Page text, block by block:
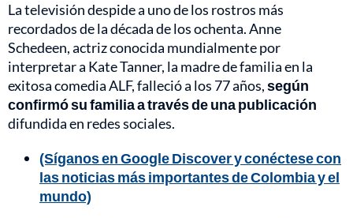
La televisión despide a uno de los rostros más
recordados de la década de los ochenta. Anne
Schedeen, actriz conocida mundialmente por
interpretar a Kate Tanner, la madre de familia en la
exitosa comedia ALF, falleció a los 77 años,según
confirmó su familia a través de una publicación
difundida en redes sociales.
(Síganos en Google Discover y conéctese con
las noticias más importantes de Colombia y el
mundo)